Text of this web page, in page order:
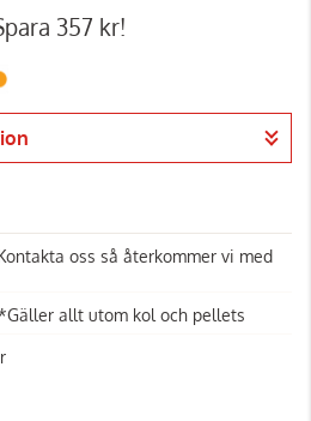
357 kr!
oss så återkommer vi med
allt utom kol och pellets